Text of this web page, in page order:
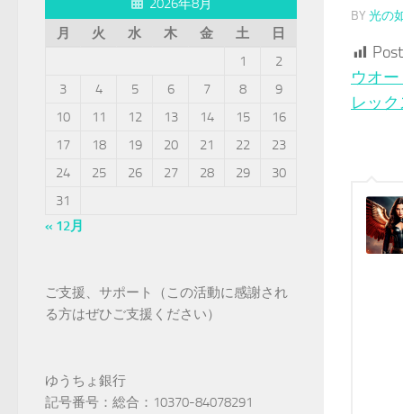
BY 光の
ウオ
レッ
2026年8月
月
火 水 木 金 土
日
1
2
3
4 5 6 7 8
9
10
11 12 13 14 15
16
17
18 19 20 21 22
23
24
25 26 27 28 29
30
31
« 12月
ご支援、サポート（この活動に感謝され
る方はぜひご支援ください）
ゆうちょ銀行
記号番号：総合：10370-84078291